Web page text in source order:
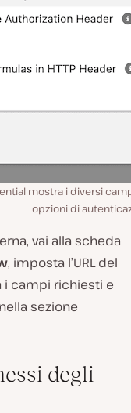
mostra i diversi
opzioni di
vai alla scheda
, imposta l’URL del
campi richiesti e
nella sezione
degli